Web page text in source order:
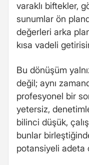
varaklı biftekler,
sunumlar ön
değerleri arka
kısa vadeli
Bu dönüşüm
değil; aynı
profesyonel bir
yetersiz,
bilinci düşük,
bunlar
potansiyeli adeta